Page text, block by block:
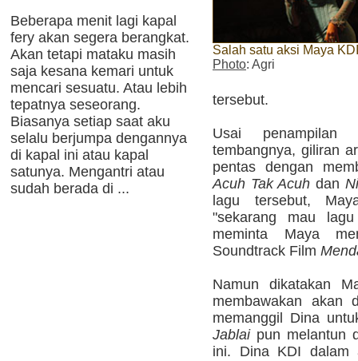
Beberapa menit lagi kapal
fery akan segera berangkat.
Akan tetapi mataku masih
saja kesana kemari untuk
mencari sesuatu. Atau lebih
tepatnya seseorang.
Biasanya setiap saat aku
selalu berjumpa dengannya
di kapal ini atau kapal
satunya. Mengantri atau
sudah berada di ...
Salah satu aksi Maya KDI
Photo: Agri
tersebut.
Usai
tembangnya, giliran
pentas dengan
Acuh Tak Acuh dan
lagu tersebut,
"sekarang mau
meminta Maya
Soundtrack Film
Namun dikatakan
membawakan akan
memanggil Dina
Jablaipun melantun
ini. Dina KDI dalam